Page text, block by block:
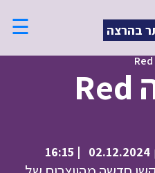
בהרצה ☰
מבצע סנטה Red
02.12.2024
| 16:15